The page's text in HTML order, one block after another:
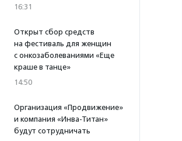
16:31
Открыт сбор средств
на фестиваль для женщин
с онкозаболеваниями «Еще
краше в танце»
14:50
Организация «Продвижение»
и компания «Инва-Титан»
будут сотрудничать